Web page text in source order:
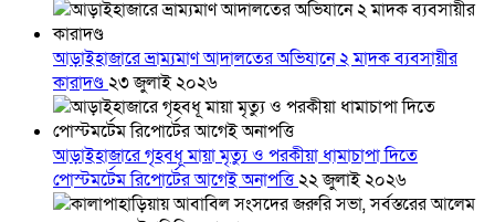
আড়াইহাজারে ভ্রাম্যমাণ আদালতের অভিযানে ২ মাদক ব্যবসায়ীর
কারাদণ্ড২৩ জুলাই ২০২৬
আড়াইহাজারে গৃহবধূ মায়া মৃত্যু ও পরকীয়া ধামাচাপা দিতে
পোস্টমর্টেম রিপোর্টের আগেই অনাপত্তি২২ জুলাই ২০২৬